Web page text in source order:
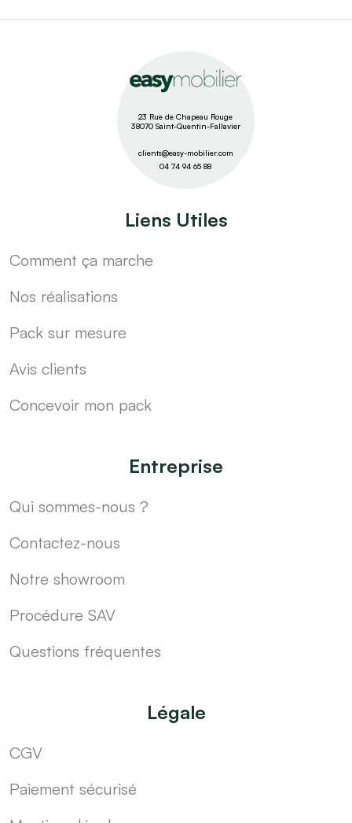
23 Rue de Chapeau Rouge
38070 Saint-Quentin-Fallavier
clients@easy-mobilier.com
04 74 94 65 88
Liens Utiles
Comment ça marche
Nos réalisations
Pack sur mesure
Avis clients
Concevoir mon pack
Entreprise
Qui sommes-nous ?
Contactez-nous
Notre showroom
Procédure SAV
Questions fréquentes
Légale
CGV
Paiement sécurisé